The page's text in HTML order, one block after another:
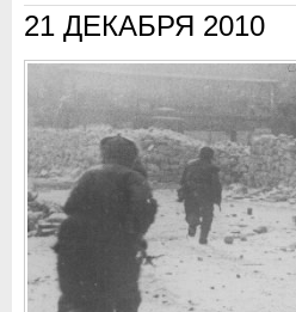
21 ДЕКАБРЯ 2010